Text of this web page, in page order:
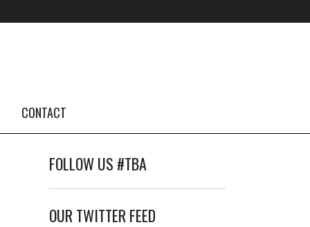
CONTACT
FOLLOW US #TBA
OUR TWITTER FEED